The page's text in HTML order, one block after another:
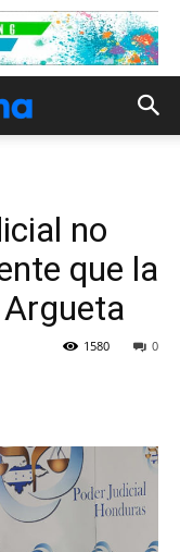
no
que la
0
1580